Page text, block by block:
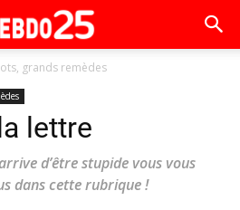
grands remèdes
lettre
d’être stupide vous vous
dans cette rubrique !